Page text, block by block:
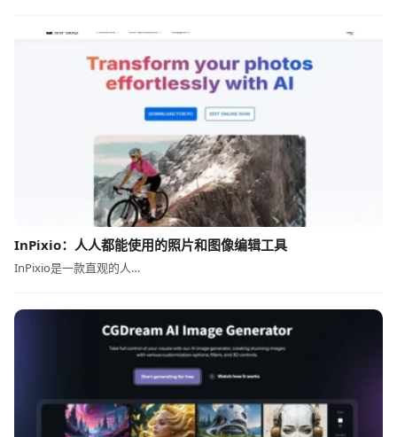
InPixio：人人都能使用的照片和图像编辑工具
InPixio是一款直观的人…